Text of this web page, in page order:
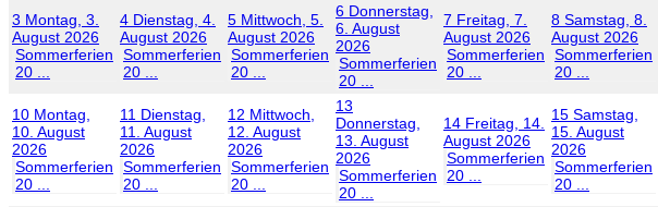
3 Montag, 3.
August 2026
Sommerferien
20 ...
4 Dienstag, 4.
August 2026
Sommerferien
20 ...
5 Mittwoch, 5.
August 2026
Sommerferien
20 ...
6 Donnerstag,
6. August
2026
Sommerferien
20 ...
7 Freitag, 7.
August 2026
Sommerferien
20 ...
8 Samstag, 8.
August 2026
Sommerferien
20 ...
10 Montag,
10. August
2026
Sommerferien
20 ...
11 Dienstag,
11. August
2026
Sommerferien
20 ...
12 Mittwoch,
12. August
2026
Sommerferien
20 ...
13
Donnerstag,
13. August
2026
Sommerferien
20 ...
14 Freitag, 14.
August 2026
Sommerferien
20 ...
15 Samstag,
15. August
2026
Sommerferien
20 ...